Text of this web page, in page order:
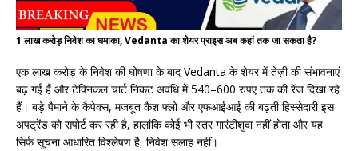
1 लाख करोड़ निवेश का धमाका, Vedanta का शेयर प्राइस अब कहां तक जा सकता है?
एक लाख करोड़ के निवेश की घोषणा के बाद Vedanta के शेयर में तेज़ी की संभावनाएं
बढ़ गई हैं और टेक्निकल चार्ट निकट अवधि में 540–600 रुपए तक की रेंज दिखा रहे
हैं। बड़े पैमाने के कैपेक्स, मजबूत कैश फ्लो और एफआईआई की बढ़ती हिस्सेदारी इस
अपट्रेंड को सपोर्ट कर रही है, हालांकि कोई भी स्तर गारंटीशुदा नहीं होता और यह
सिर्फ सूचना आधारित विश्लेषण है, निवेश सलाह नहीं।